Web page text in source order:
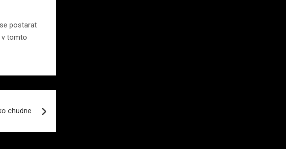
postarat
v tomto
chudne